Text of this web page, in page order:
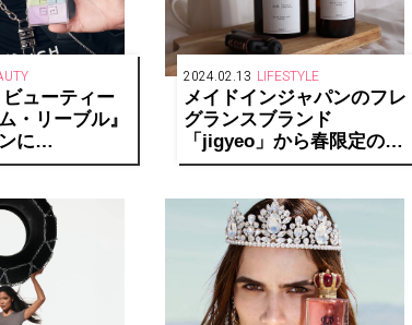
ューティー
・リーブル』
に
のJOSHUAが
2024.02.13 LIFESTYLE
メイドインジャパンのフレ
グランスブランド
「jigyeo」から春限定の
milk・bamが新発売